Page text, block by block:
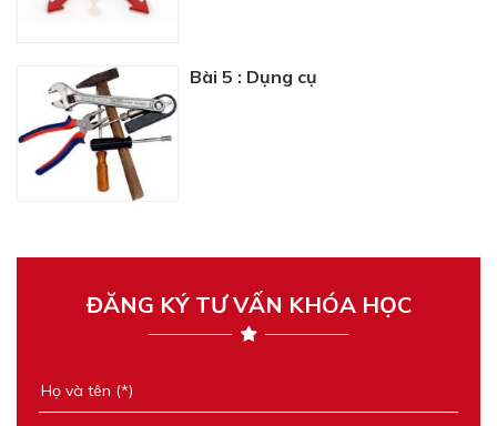
Bài 5 : Dụng cụ
ĐĂNG KÝ TƯ VẤN KHÓA HỌC